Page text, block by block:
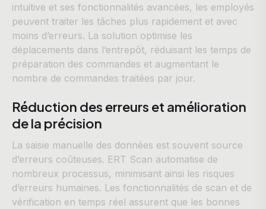
intuitive et ses fonctionnalités avancées, les employés
peuvent traiter les tâches plus rapidement et avec
moins d’erreurs. La solution optimise les
déplacements dans l’entrepôt, réduisant les temps de
préparation des commandes et augmentant le
nombre de commandes traitées par jour.
Réduction des erreurs et amélioration
de la précision
La saisie manuelle des données est souvent source
d’erreurs coûteuses. ERT Scan automatise de
nombreux processus, minimisant ainsi les risques
d’erreurs humaines. Les fonctionnalités de scan et de
vérification en temps réel assurent que les bonnes